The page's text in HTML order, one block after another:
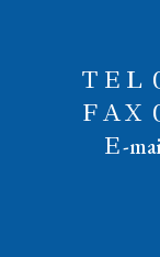
ＴＥＬ
ＦＡＸ
Ｅ-